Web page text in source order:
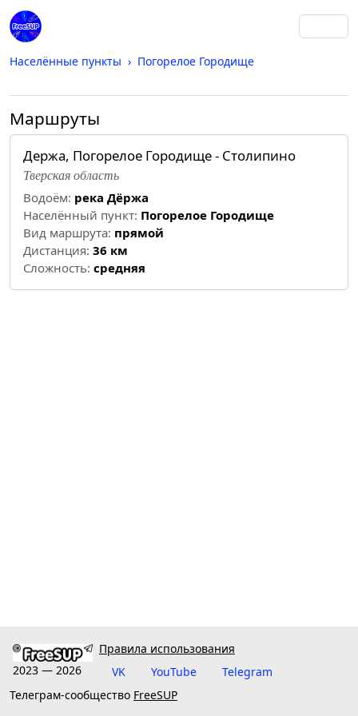
Населённые пункты Погорелое Городище
Маршруты
Держа, Погорелое Городище - Столипино
Тверская область
Водоём: река Дёржа
Населённый пункт: Погорелое Городище
Вид маршрута: прямой
Дистанция: 36 км
Cложность: средняя
2023 — 2026
Правила использования
VK
YouTube
Telegram
Телеграм-сообщество FreeSUP